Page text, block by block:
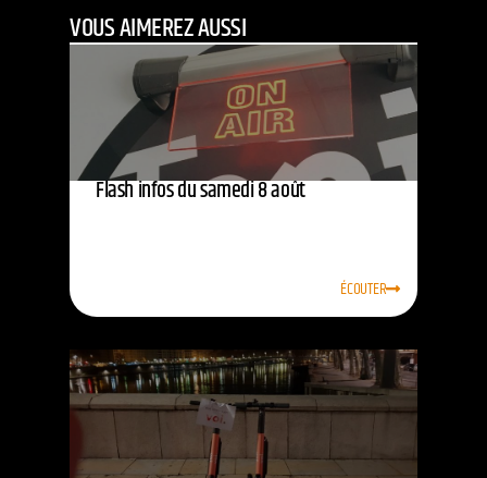
VOUS AIMEREZ AUSSI
Flash infos du samedi 8 août
ÉCOUTER